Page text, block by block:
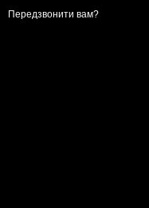
Передзвонити вам?